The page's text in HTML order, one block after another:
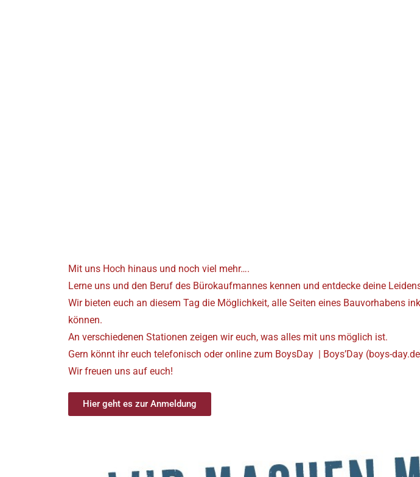
Mit uns Hoch hinaus und noch viel mehr….
Lerne uns und den Beruf des Bürokaufmannes kennen und entdecke deine
Wir bieten euch an diesem Tag die Möglichkeit, alle Seiten eines Bauvorhabens
können.
An verschiedenen Stationen zeigen wir euch, was alles mit uns möglich ist.
Gern könnt ihr euch telefonisch oder online zum BoysDay | Boys’Day (boys-
Wir freuen uns auf euch!
Hier geht es zur Anmeldung